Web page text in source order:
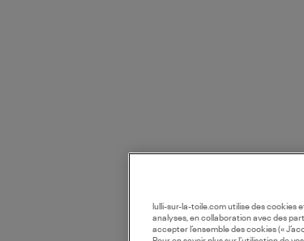
lulli-sur-la-toile.com utilise des cookies
analyses, en collaboration avec des
accepter l’ensemble des cookies («